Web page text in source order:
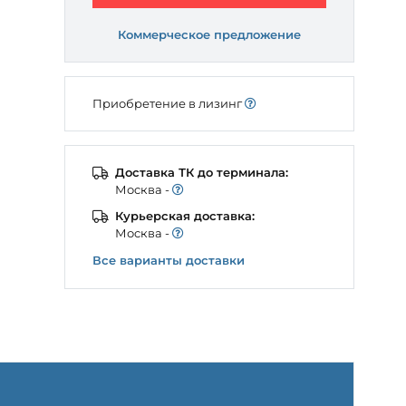
Коммерческое предложение
Приобретение в лизинг
Доставка ТК до терминала:
Моcква -
Курьерская доставка:
Моcква -
Все варианты доставки